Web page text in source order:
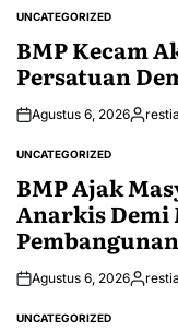
POSTED
UNCATEGORIZED
BMP Kecam
Persatuan
Agustus 6, 2026Posted
POSTED
UNCATEGORIZED
BMP Ajak
Anarkis Demi
Agustus 6, 2026Posted
POSTED
UNCATEGORIZED